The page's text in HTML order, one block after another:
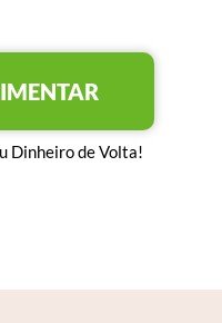
Dinheiro de Volta!